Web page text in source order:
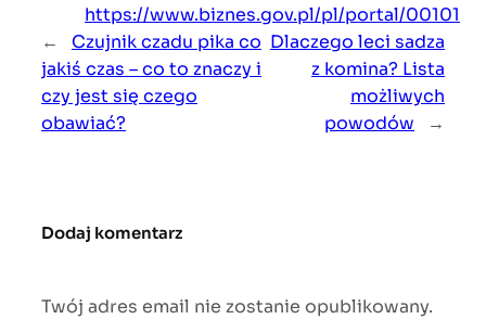
https://www.biznes.gov.pl/pl/portal/00101
←
Czujnik czadu pika co
jakiś czas – co to znaczy i
czy jest się czego
obawiać?
Dlaczego leci sadza
z komina? Lista
możliwych
powodów
→
Dodaj komentarz
Twój adres email nie zostanie opublikowany.